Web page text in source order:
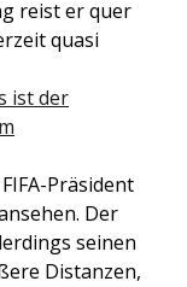
reist er quer
quasi
ist der
Präsident
Der
seinen
Distanzen,